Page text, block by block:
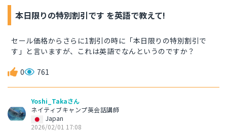
本日限りの特別割引です を英語で教えて!
セール価格からさらに1割引の時に「本日限りの特別割引で
す」と言いますが、これは英語でなんというのですか？
0 761
Yoshi_Takaさん
ネイティブキャンプ英会話講師
Japan
2026/02/01 17:08